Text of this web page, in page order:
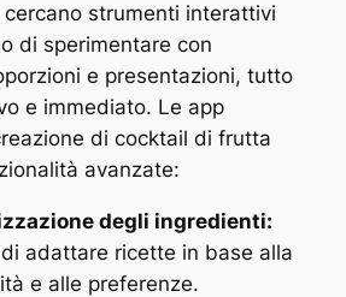
strumenti interattivi
di sperimentare con
e presentazioni, tutto
e immediato. Le app
di cocktail di frutta
avanzate:
degli ingredienti:
adattare ricette in base alla
e alle preferenze.